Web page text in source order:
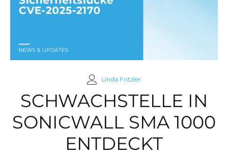
Linda Fritzler
SCHWACHSTELLE IN
SONICWALL SMA 1000
ENTDECKT